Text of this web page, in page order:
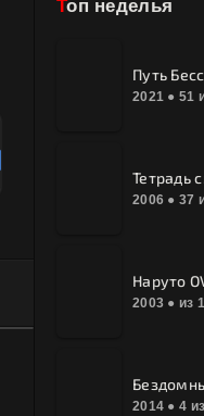
Топ неделья
Путь
2021 ● 51
Тетрадь
2006 ● 37
Наруто
2003 ●
2014 ● 4